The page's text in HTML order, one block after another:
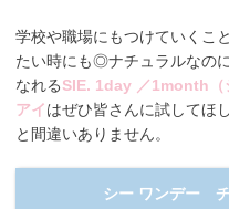
学校や職場にもつけていくこ
たい時にも◎ナチュラルなの
なれるSIE. 1day ／1month（
アイはぜひ皆さんに試してほ
と間違いありません。
シー ワンデー